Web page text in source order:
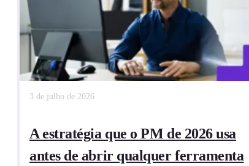
3 de julho de 2026
A estratégia que o PM de 2026 usa
antes de abrir qualquer ferramenta